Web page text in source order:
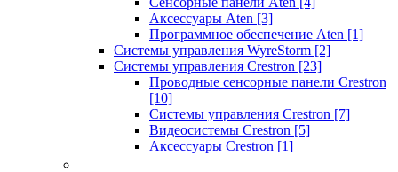
Аксессуары Aten [3]
Программное обеспечение Aten [1]
Системы управления WyreStorm [2]
Системы управления Crestron [23]
Проводные сенсорные панели Crestron
[10]
Системы управления Crestron [7]
Видеосистемы Crestron [5]
Аксессуары Crestron [1]